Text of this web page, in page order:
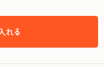
れる